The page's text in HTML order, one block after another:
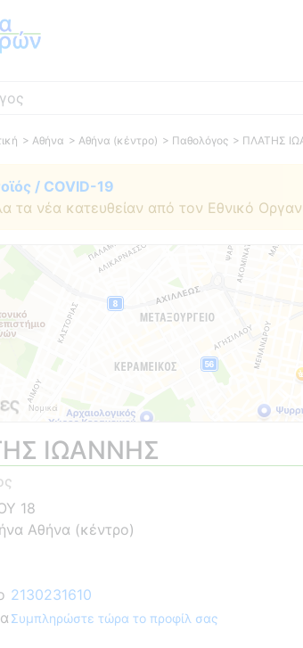
> Αθήνα > Αθήνα (κέντρο) > Παθολόγος > ΠΛΑΤΗΣ
/ COVID-19
τα νέα κατευθείαν από τον Εθνικό
ΙΩΑΝΝΗΣ
18
Αθήνα (κέντρο)
2130231610
Συμπληρώστε τώρα το προφίλ σας